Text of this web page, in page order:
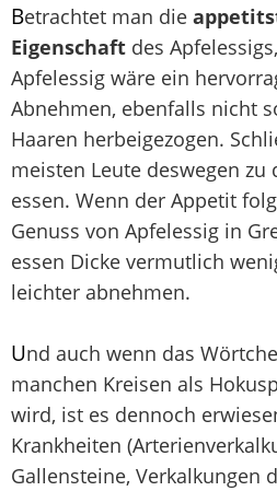
Betrachtet man die
Eigenschaft des
Apfelessig wäre ein
Abnehmen, ebenfalls nicht
Haaren herbeigezogen.
meisten Leute deswegen zu
essen. Wenn der Appetit
Genuss von Apfelessig in
essen Dicke vermutlich
leichter abnehmen.
Und auch wenn das
manchen Kreisen als
wird, ist es dennoch
Krankheiten
Gallensteine, Verkalkungen